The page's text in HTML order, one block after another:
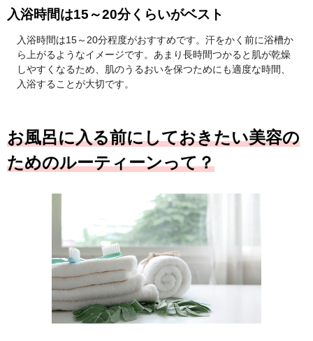
入浴時間は15～20分くらいがベスト
入浴時間は15～20分程度がおすすめです。汗をかく前に浴槽か
ら上がるようなイメージです。あまり長時間つかると肌が乾燥
しやすくなるため、肌のうるおいを保つためにも適度な時間、
入浴することが大切です。
お風呂に入る前にしておきたい美容の
ためのルーティーンって？